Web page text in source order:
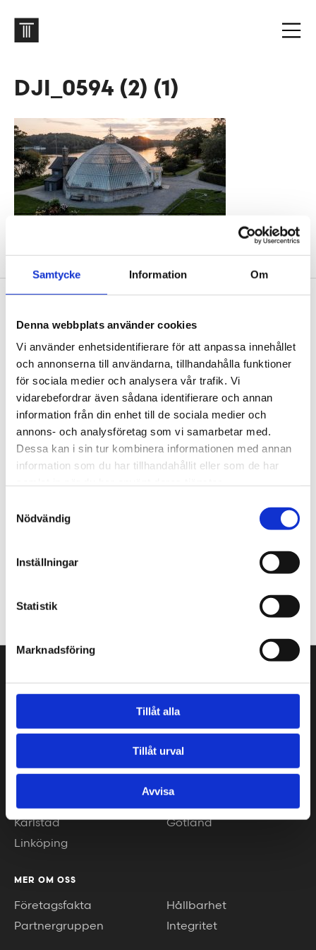
Samtycke Information Om
Denna webbplats använder cookies
Vi använder enhetsidentifierare för att anpassa innehållet
och annonserna till användarna, tillhandahålla funktioner
för sociala medier och analysera vår trafik. Vi
vidarebefordrar även sådana identifierare och annan
information från din enhet till de sociala medier och
annons- och analysföretag som vi samarbetar med.
Dessa kan i sin tur kombinera informationen med annan
information som du har tillhandahållit eller som de har
Nödvändig
Inställningar
Statistik
Marknadsföring
Tillåt alla
Tillåt urval
Avvisa
DJI_0594 (2) (1)
Bergianska trädgården
Sidfot
1906 tog oss dit vi är idag. Varsågod att förkovra.
Jobba hos oss
På Tengbom letar vi alltid efter människor som vill
flytta gränser med oss. Hör av dig!
Nyhetsbrev
Prenumerera gärna på TengbomTelegram.
Press
Tajt deadline? Här hittar du pressmaterial och
snabb kontakt.
hej@tengbom.se
Stockholm
Karlstad
Linköping
Gotland
MER OM OSS
Företagsfakta
Partnergruppen
Hållbarhet
Integritet